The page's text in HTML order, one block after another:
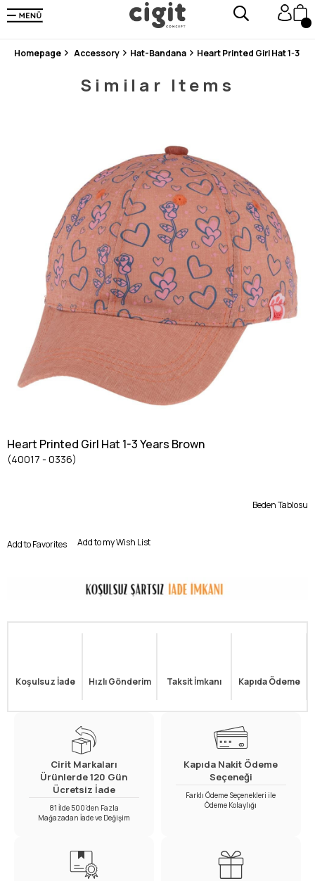
En Uygun Fiyat Garantisi !
300₺ ve Üzeri Alışverişlerde Kargo Ücretsiz !
Homepage Accessory Hat-Bandana Heart Printed Girl Hat 1-3
Similar Items
Heart Printed Girl Hat 1-3 Years Brown
(40017 - 0336)
Beden Tablosu
Add to Favorites Add to my Wish List
Koşulsuz İade Hızlı Gönderim Taksit İmkanı Kapıda Ödeme
Cirit Markaları
Ürünlerde 120 Gün
Ücretsiz İade
81 İlde 500’den Fazla
Mağazadan İade ve Değişim
Kapıda Nakit Ödeme
Seçeneği
Farklı Ödeme Seçenekleri ile
Ödeme Kolaylığı